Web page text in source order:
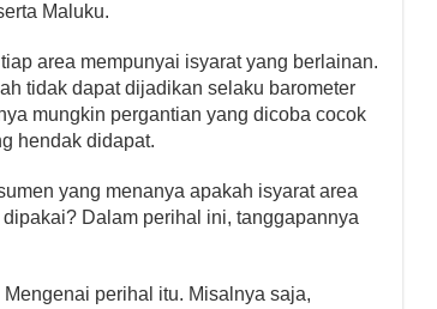
Maluku.
area mempunyai isyarat yang berlainan.
tidak dapat dijadikan selaku barometer
mungkin pergantian yang dicoba cocok
hendak didapat.
yang menanya apakah isyarat area
Dalam perihal ini, tanggapannya
perihal itu. Misalnya saja,